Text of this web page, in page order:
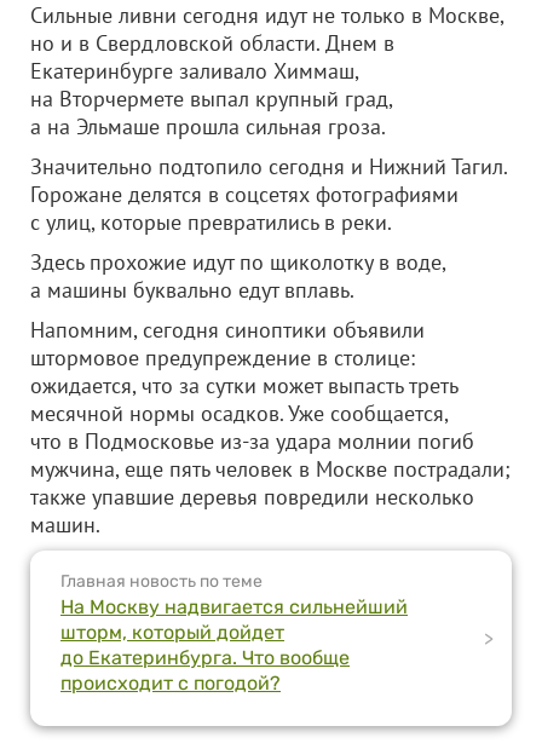
Сильные ливни сегодня идут не только в Москве,
но и в Свердловской области. Днем в
Екатеринбурге заливало Химмаш,
на Вторчермете выпал крупный град,
а на Эльмаше прошла сильная гроза.
Значительно подтопило сегодня и Нижний Тагил.
Горожане делятся в соцсетях фотографиями
с улиц, которые превратились в реки.
Здесь прохожие идут по щиколотку в воде,
а машины буквально едут вплавь.
Напомним, сегодня синоптики объявили
штормовое предупреждение в столице:
ожидается, что за сутки может выпасть треть
месячной нормы осадков. Уже сообщается,
что в Подмосковье из-за удара молнии погиб
мужчина, еще пять человек в Москве пострадали;
также упавшие деревья повредили несколько
машин.
Главная новость по теме
На Москву надвигается сильнейший
шторм, который дойдет
до Екатеринбурга. Что вообще
происходит с погодой?
>